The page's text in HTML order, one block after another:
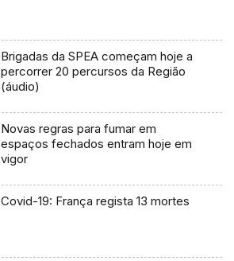
Brigadas da SPEA começam hoje a
percorrer 20 percursos da Região
(áudio)
Novas regras para fumar em
espaços fechados entram hoje em
vigor
Covid-19: França regista 13 mortes